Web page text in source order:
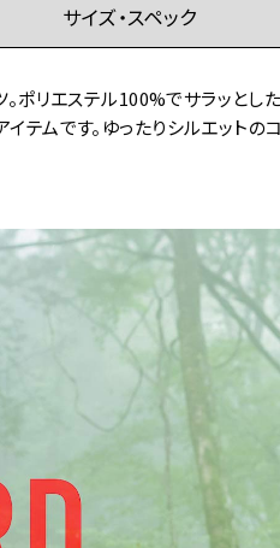
サイズ・スペック
ポリエステル100%でサラッとし
ムです。ゆったりシルエットの